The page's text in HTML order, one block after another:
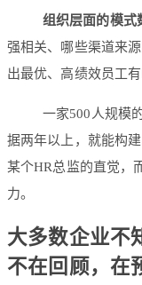
组织层面的模式
强相关、哪些渠道来
出最优、高绩效员工
一家500人规模
据两年以上，就能构
某个HR总监的直觉，
力。
大多数企业不
不在回顾，在